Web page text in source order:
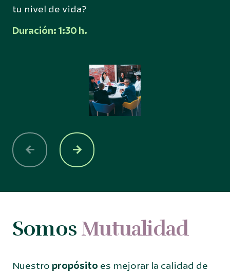
tu nivel de vida?
Duración: 1:30 h.
Somos Mutualidad
Nuestro propósito es mejorar la calidad de